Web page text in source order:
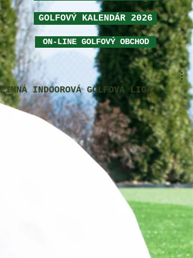
GOLFOVÝ KALENDÁR 2026
ON-LINE GOLFOVÝ OBCHOD
ZIMNÁ INDOOROVÁ GOLFOVÁ LIGA